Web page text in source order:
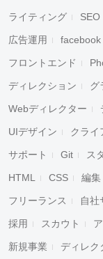
ライティング SEO
広告運用 facebook
フロントエンド
ディレクション グ
Webディレクター
UIデザイン クライ
サポート Git ス
HTML CSS 編集
フリーランス 自社
採用 スカウト
新規事業 ディレク